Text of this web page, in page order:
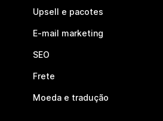
Upsell e pacotes
E-mail marketing
SEO
Frete
Moeda e tradução